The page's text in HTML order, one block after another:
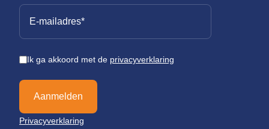
Ik ga akkoord met de privacyverklaring
Aanmelden
Privacyverklaring